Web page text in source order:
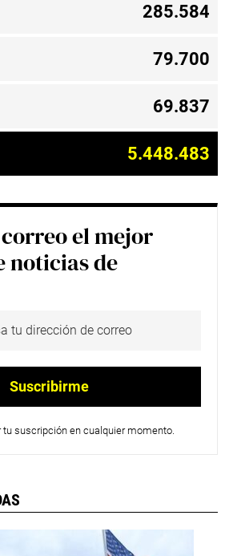
285.584
79.700
69.837
5.448.483
el mejor
noticias de
tu suscripción en cualquier momento.